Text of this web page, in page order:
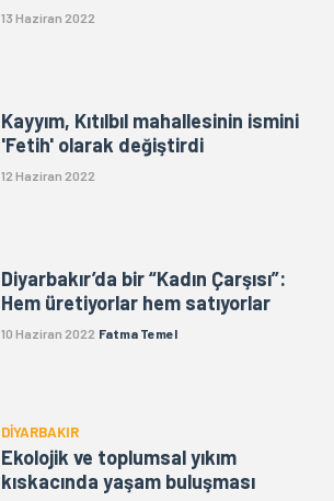
13 Haziran 2022
Kayyım, Kıtılbıl mahallesinin ismini
'Fetih' olarak değiştirdi
12 Haziran 2022
Diyarbakır’da bir “Kadın Çarşısı”:
Hem üretiyorlar hem satıyorlar
10 Haziran 2022 Fatma Temel
DİYARBAKIR
Ekolojik ve toplumsal yıkım
kıskacında yaşam buluşması